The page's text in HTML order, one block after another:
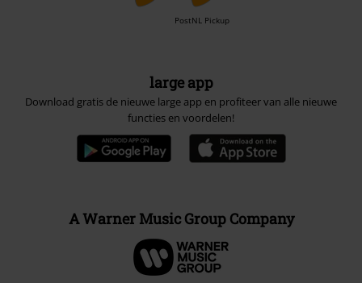
PostNL Pickup
large app
Download gratis de nieuwe large app en profiteer van alle nieuwe
functies en voordelen!
A Warner Music Group Company